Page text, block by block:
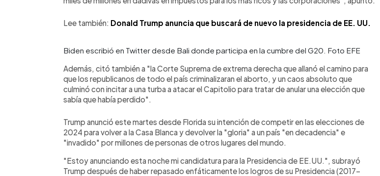
Lee también: Donald Trump anuncia que buscará de nuevo la presidencia de EE. UU.
Biden escribió en Twitter desde Bali donde participa en la cumbre del G20. Foto EFE
Además, citó también a "la Corte Suprema de extrema derecha que allanó el camino para
que los republicanos de todo el país criminalizaran el aborto, y un caos absoluto que
culminó con incitar a una turba a atacar el Capitolio para tratar de anular una elección que
sabía que había perdido".
Trump anunció este martes desde Florida su intención de competir en las elecciones de
2024 para volver a la Casa Blanca y devolver la "gloria" a un país "en decadencia" e
"invadido" por millones de personas de otros lugares del mundo.
"Estoy anunciando esta noche mi candidatura para la Presidencia de EE.UU.", subrayó
Trump después de haber repasado enfáticamente los logros de su Presidencia (2017-